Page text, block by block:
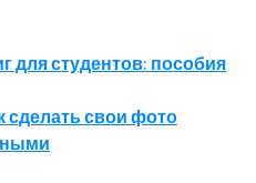
для студентов: пособия
сделать свои фото